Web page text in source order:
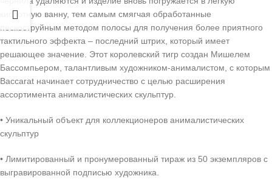
кислотную ванну, тем самым смягчая обработанные
пескоструйным методом полосы для получения более приятного
тактильного эффекта – последний штрих, который имеет
решающее значение. Этот королевский тигр создан Мишелем
Бассомпьером, талантливым художником-анималистом, с которым
Baccarat начинает сотрудничество с целью расширения
ассортимента анималистических скульптур.
• Уникальный объект для коллекционеров анималистических
скульптур
• Лимитированный и пронумерованный тираж из 50 экземпляров с
выгравированной подписью художника.